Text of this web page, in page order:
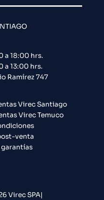
a 18:00 hrs.
a 13:00 hrs.
Ramírez 747​
Virec Santiago
Virec Temuco
venta
garantías
Virec SPA|